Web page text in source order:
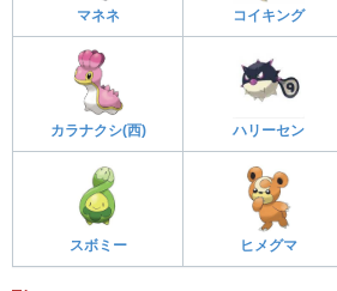
マネネ コイキング
カラナクシ(西) ハリーセン
スボミー ヒメグマ